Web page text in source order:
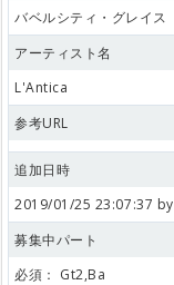
バベルシティ・グレイス
アーティスト名
L'Antica
参考URL
追加日時
2019/01/25 23:07:37 by
募集中パート
必須： Gt2,Ba